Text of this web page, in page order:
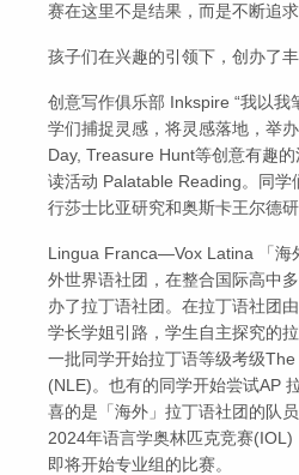
赛在这里不是结果，而是不断追求
孩子们在兴趣的引领下，创办了丰
创意写作俱乐部 Inkspire “我以我
学们捕捉灵感，将灵感落地，举
Day, Treasure Hunt等创意有趣
读活动 Palatable Reading。同学
行莎士比亚研究和奥斯卡王尔德
Lingua Franca—Vox Latina 「
外世界语社团，在整合国际高中
办了拉丁语社团。在拉丁语社团
学长学姐引路，学生自主探究的
一批同学开始拉丁语等级考级
(NLE)。也有的同学开始尝试AP
喜的是「海外」拉丁语社团的队
2024年语言学奥林匹克竞赛
即将开始专业组的比赛。